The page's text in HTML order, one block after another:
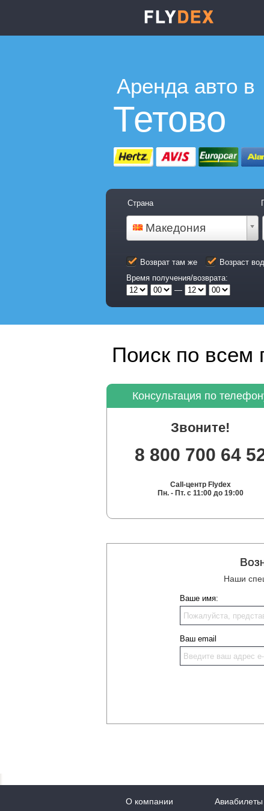
Аренда авто в
Тетово
Страна
Македония
Возврат там же Возраст
Время получения/возврата:
—
Поиск по всем
Консультация по
Звоните!
8 800 700 64
Call-центр Flydex
Пн. - Пт. с 11:00 до 19:00
Наши
Ваше имя:
Ваш email
О компании Авиабилеты